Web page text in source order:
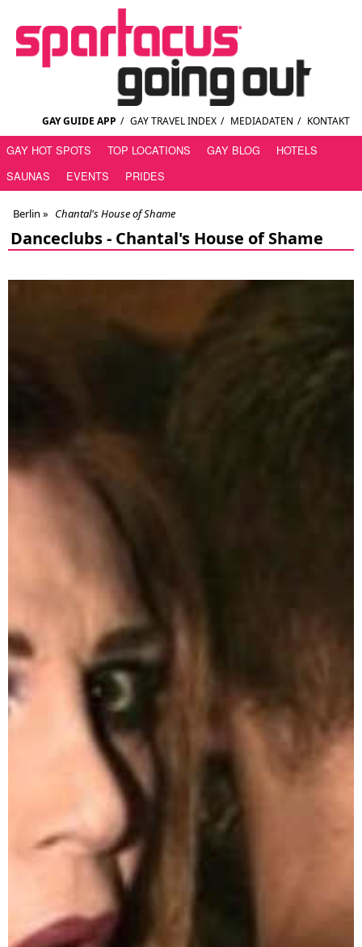
GAY GUIDE APP / GAY TRAVEL INDEX / MEDIADATEN / KONTAKT
GAY HOT SPOTS TOP LOCATIONS GAY BLOG
HOTELS
SAUNAS
EVENTS PRIDES
Berlin » Chantal's House of Shame
Danceclubs - Chantal's House of Shame